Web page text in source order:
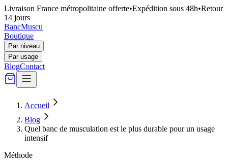
Livraison France métropolitaine offerte•Expédition sous 48h•Retour
14 jours
BancMuscu
Boutique
Par niveau
Par usage
BlogContact
Accueil
Blog
Quel banc de musculation est le plus durable pour un usage
intensif
Méthode